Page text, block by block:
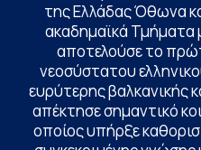
της Ελλάδας Όθωνα
ακαδημαϊκά Τμήματα
αποτελούσε το
νεοσύστατου
ευρύτερης βαλκανικής
απέκτησε σημαντικό
οποίος υπήρξε